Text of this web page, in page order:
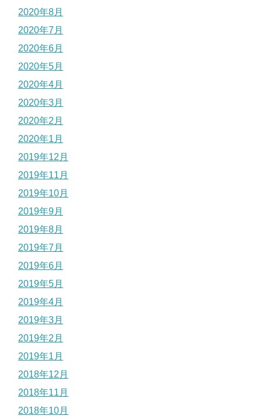
2020年8月
2020年7月
2020年6月
2020年5月
2020年4月
2020年3月
2020年2月
2020年1月
2019年12月
2019年11月
2019年10月
2019年9月
2019年8月
2019年7月
2019年6月
2019年5月
2019年4月
2019年3月
2019年2月
2019年1月
2018年12月
2018年11月
2018年10月